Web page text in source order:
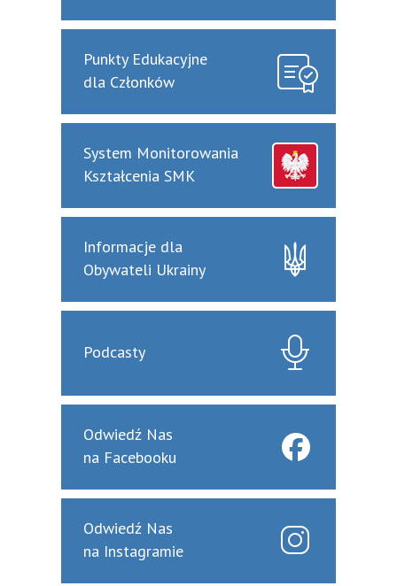
Punkty Edukacyjne
dla Członków
System Monitorowania
Kształcenia SMK
Informacje dla
Obywateli Ukrainy
Podcasty
Odwiedź Nas
na Facebooku
Odwiedź Nas
na Instagramie